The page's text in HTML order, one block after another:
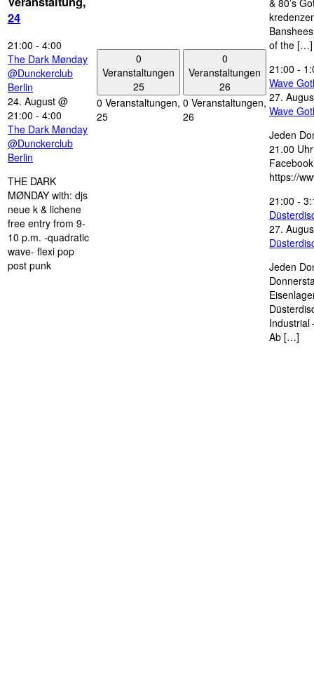
24
21:00 - 4:00
The Dark Mønday
@Dunckerclub
Berlin
24. August @
21:00 - 4:00
The Dark Mønday
@Dunckerclub
Berlin
THE DARK
MØNDAY with: djs
neue k & lichene
free entry from 9-
10 p.m. -quadratic
wave- flexi pop
post punk
0
Veranstaltungen
25
0 Veranstaltungen,
25
0
Veranstaltungen
26
0 Veranstaltungen,
26
of the […]
21:00 -
Wave
27.
Wave
Jeden
21.00
https://
21:00 -
27.
Jeden
Industrial
Ab […]